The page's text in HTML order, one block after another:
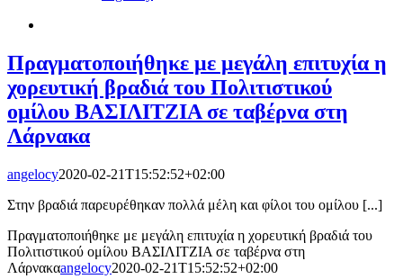
Πραγματοποιήθηκε με μεγάλη επιτυχία η
χορευτική βραδιά του Πολιτιστικού
ομίλου ΒΑΣΙΛΙΤΖΙΑ σε ταβέρνα στη
Λάρνακα
angelocy2020-02-21T15:52:52+02:00
Στην βραδιά παρευρέθηκαν πολλά μέλη και φίλοι του ομίλου [...]
Πραγματοποιήθηκε με μεγάλη επιτυχία η χορευτική βραδιά του
Πολιτιστικού ομίλου ΒΑΣΙΛΙΤΖΙΑ σε ταβέρνα στη
Λάρνακαangelocy2020-02-21T15:52:52+02:00